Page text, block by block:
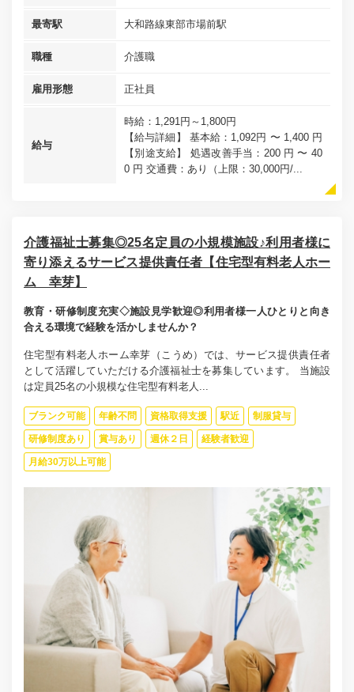
最寄駅 大和路線東部市場前駅
職種 介護職
雇用形態 正社員
給与
時給：1,291円～1,800円
【給与詳細】 基本給：1,092円 〜 1,400 円
【別途支給】 処遇改善手当：200 円 〜 40
0 円 交通費：あり（上限：30,000円/...
介護福祉士募集◎25名定員の小規模施設♪利用者様に
寄り添えるサービス提供責任者【住宅型有料老人ホー
ム 幸芽】
教育・研修制度充実◇施設見学歓迎◎利用者様一人ひとりと向き
合える環境で経験を活かしませんか？
住宅型有料老人ホーム幸芽（こうめ）では、サービス提供責任者
として活躍していただける介護福祉士を募集しています。 当施設
は定員25名の小規模な住宅型有料老人...
ブランク可能 年齢不問 資格取得支援 駅近 制服貸与
研修制度あり 賞与あり 週休２日 経験者歓迎
月給30万以上可能